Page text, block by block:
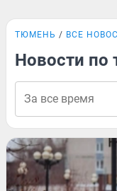
ТЮМЕНЬ ВСЕ
Новости по